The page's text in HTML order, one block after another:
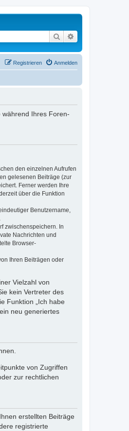
Suche
Anmelden
Registrieren
während Ihres Foren-
den einzelnen Aufrufen
gelesenen Beiträge (zur
Ferner werden Ihre
über die Funktion
Benutzername,
zwischenspeichern. In
Nachrichten und
Browser-
Ihren Beiträgen oder
Vielzahl von
kein Vertreter des
Funktion „Ich habe
neu generiertes
von Zugriffen
zur rechtlichen
erstellten Beiträge
registrierte